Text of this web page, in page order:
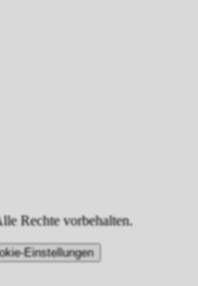
Rechte vorbehalten.
Einstellungen